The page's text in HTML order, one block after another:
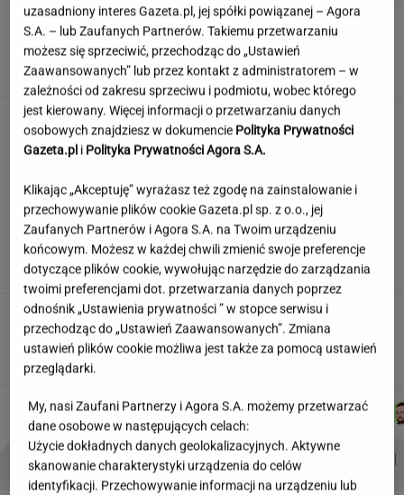
Quiz: polskie miasta. My podajemy 3 hasła, ty
wskazujesz jakie to miasto
Jeden wakacyjny nawyk może mieć
nieprzyjemne konsekwencje. Też tak robisz?
MATERIAŁ PROMOCYJNY
"Wymieniłam mojego byłego na
jego wujka milionera". Tak wciągają
mikrodramy
SUBSKRYPCJA
Wystarczy jedno spojrzenie i już wiadomo. Po
tym poznasz turystę we Włoszech
Autorzy:
MACIEK
KUCHARCZYK
WIKTORIA
BECZEK
MARCIN
KOZŁOWSKI
JAKUB
PROBLEMY POLSKICH SIATKARZY ZNAK Z '30' WISŁAWA SZYMBORSKA
uzasadniony interes Gazeta.pl, jej spółki powiązanej – Agora
S.A. – lub Zaufanych Partnerów. Takiemu przetwarzaniu
możesz się sprzeciwić, przechodząc do „Ustawień
Zaawansowanych” lub przez kontakt z administratorem – w
zależności od zakresu sprzeciwu i podmiotu, wobec którego
jest kierowany. Więcej informacji o przetwarzaniu danych
osobowych znajdziesz w dokumencie Polityka Prywatności
Gazeta.pl i Polityka Prywatności Agora S.A.
Klikając „Akceptuję” wyrażasz też zgodę na zainstalowanie i
przechowywanie plików cookie Gazeta.pl sp. z o.o., jej
Zaufanych Partnerów i Agora S.A. na Twoim urządzeniu
końcowym. Możesz w każdej chwili zmienić swoje preferencje
dotyczące plików cookie, wywołując narzędzie do zarządzania
twoimi preferencjami dot. przetwarzania danych poprzez
odnośnik „Ustawienia prywatności ” w stopce serwisu i
przechodząc do „Ustawień Zaawansowanych”. Zmiana
ustawień plików cookie możliwa jest także za pomocą ustawień
przeglądarki.
My, nasi Zaufani Partnerzy i Agora S.A. możemy przetwarzać
dane osobowe w następujących celach:
Użycie dokładnych danych geolokalizacyjnych. Aktywne
skanowanie charakterystyki urządzenia do celów
identyfikacji. Przechowywanie informacji na urządzeniu lub